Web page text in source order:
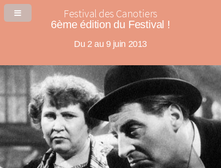
Festival des Canotiers
6ème édition du Festival !
Du 2 au 9 juin 2013